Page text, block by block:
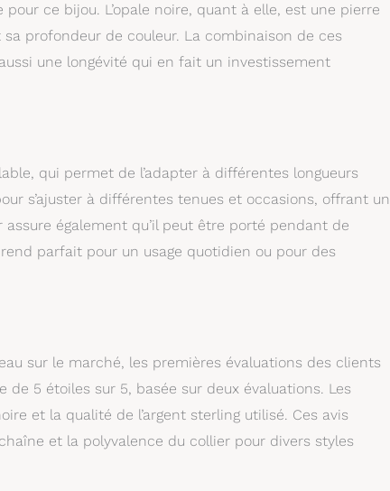
ce bijou. L’opale noire, quant à elle, est une pierre
profondeur de couleur. La combinaison de ces
une longévité qui en fait un investissement
qui permet de l’adapter à différentes longueurs
s’ajuster à différentes tenues et occasions, offrant un
également qu’il peut être porté pendant de
parfait pour un usage quotidien ou pour des
sur le marché, les premières évaluations des clients
5 étoiles sur 5, basée sur deux évaluations. Les
et la qualité de l’argent sterling utilisé. Ces avis
et la polyvalence du collier pour divers styles